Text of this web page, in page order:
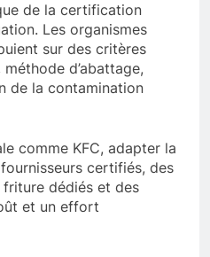
de la certification
Les organismes
sur des critères
d’abattage,
de la contamination
comme KFC, adapter la
certifiés, des
friture dédiés et des
et un effort